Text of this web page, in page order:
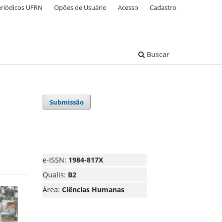
Buscar
UFRN Opões de Usuário Acesso Cadastro
Submissão
e-ISSN: 1984-817X
Qualis: B2
Área: Ciências Humanas